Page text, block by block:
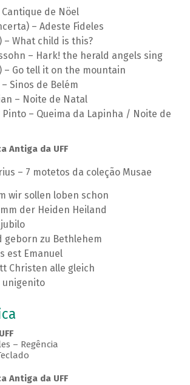
Cantique de Nöel
– Adeste Fideles
– What child is this?
– Hark! the herald angels sing
– Go tell it on the mountain
Sinos de Belém
– Noite de Natal
Pinto – Queima da Lapinha / Noite de
Antiga da UFF
– 7 motetos da coleção Musae
wir sollen loben schon
der Heiden Heiland
jubilo
geborn zu Bethlehem
est Emanuel
Christen alle gleich
unigenito
– Regência
Antiga da UFF